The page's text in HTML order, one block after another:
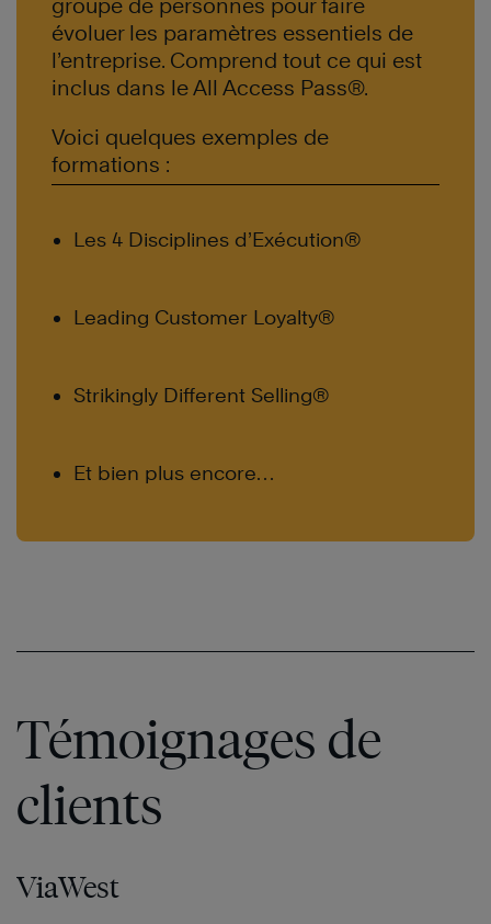
groupe de personnes pour faire
évoluer les paramètres essentiels de
l’entreprise. Comprend tout ce qui est
inclus dans le All Access Pass®.
Voici quelques exemples de
formations :
Les 4 Disciplines d’Exécution®
Leading Customer Loyalty®
Strikingly Different Selling®
Et bien plus encore…
Témoignages de
clients
ViaWest